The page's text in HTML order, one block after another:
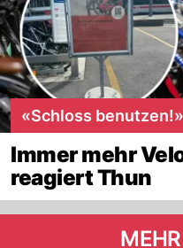
«Schloss benutzen!»
Immer mehr
reagiert Thun